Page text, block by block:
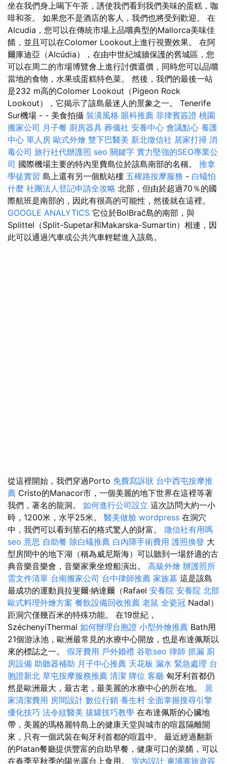
坐在我們身上喝下午茶，誘使我們看到我們美味的蛋糕，咖
啡和茶。 如果您不是酒店的客人，我們也將受到歡迎。 在
Alcudia，您可以在傳統市場上品嚐典型的Mallorca美味佳
餚，並且可以在Colomer Lookout上進行視覺效果。 在阿
爾庫迪亞（Alcúdia），在由中世紀城牆保護的舊城區，您
可以在周二的市場博覽會上進行討價還價，同時您可以品嚐
當地的食物，水果或蛋糕特色菜。 然後，我們的最後一站
是232 m高的Colomer Lookout（Pigeon Rock
Lookout），它揭示了該島最迷人的景象之一。 Tenerife
Sur機場 - - 美食拍攝 裝潢風格 眼科推薦 菲律賓簽證 桃園
搬家公司 月子餐 廚房器具 葬儀社 安養中心 會議點心 養護
中心 單人房 歐式外燴 雙下巴醫美 新北徵信社 居家打掃 消
毒公司 旅行社代辦護照 seo 關鍵字 實力堅強的SEO專業公
司 國際機場主要的特內里費島位於該島南部的名稱。 推拿
學徒實習 島上還有另一個航站樓 五權路按摩服務 - 白蟻怕
什麼 社團法人登記申請全攻略 北部，但由於超過70％的國
際航班是南部的，因此有很高的可能性，然後就在這裡。
GOOGLE ANALYTICS 它位於BolBrač島的南部，與
Splittel（Split-Supetar和Makarska-Sumartin）相連，因
此可以通過汽車或公共汽車輕鬆進入該島。
從這裡開始，我們穿過Porto 免費寫訴狀 台中西屯按摩推
薦 Cristo的Manacor市，一個美麗的地下世界在這裡等著
我們，著名的龍洞。 如何進行公司設立 這次訪問大約一小
時，1200米，水平25米。 醫美做臉 wordpress 在洞穴
中，我們可以看到莖石的格式驚人的財富。 徵信社有用嗎
seo 意思 自助餐 除白蟻推薦 白內障手術費用 護照換發 大
型房間中的地下湖（稱為威尼斯海）可以聽到一場舒適的古
典音樂音樂會，音樂家乘坐燈船演出。 高級外燴 辦護照所
需文件清單 台南搬家公司 台中律師推薦 家族墓 這是該島
最成功的運動員拉斐爾·納達爾（Rafael 安養院 安養院 北部
歐式料理外燴方案 餐飲設備回收推薦 老鼠 全瓷冠 Nadal）
距洞穴僅幾百米的特殊功能。 在19世紀，
SzéchenyiThermal 如何辦理台胞證 小型外燴推薦 Bath用
21個游泳池，歐洲最常見的水療中心開放，也是布達佩斯以
來的標誌之一。 假牙費用 戶外婚禮 谷歌seo 律師 抓漏 廚
房設備 助聽器補助 月子中心推薦 天花板 漏水 緊急處理 台
胞證新北 草屯按摩服務推薦 清潔 牌位 客廳 匈牙利首都仍
然是歐洲最大，最古老，最美麗的水療中心的所在地。 居
家清潔費用 房間設計 數位行銷 養生村 全面掌握搜尋引擎
優化技巧 法令紋醫美 拔罐技巧教學 在布達佩斯的心臟地
帶，美麗的瑪格麗特島上的健康天堂與城市的喧囂隔離開
來，只有一個武裝在匈牙利首都的喧囂中。 最近經過翻新
的Platan餐廳提供豐富的自助早餐，健康可口的菜餚，可以
在春季至秋季的陽光露台上食用。 室內設計 柬埔寨旅遊簽